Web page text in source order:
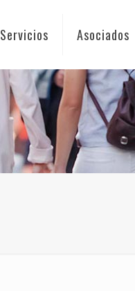
Servicios Asociados